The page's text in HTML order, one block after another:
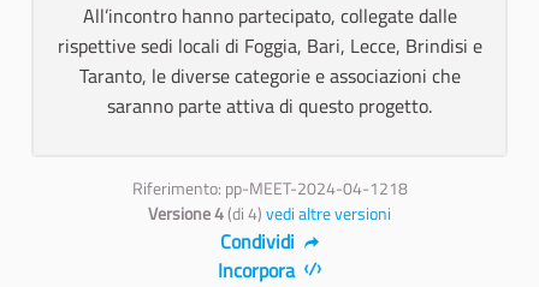
All’incontro hanno partecipato, collegate dalle
rispettive sedi locali di Foggia, Bari, Lecce, Brindisi e
Taranto, le diverse categorie e associazioni che
saranno parte attiva di questo progetto.
Riferimento: pp-MEET-2024-04-1218
Versione 4(di 4)vedi altre versioni
Condividi
Incorpora